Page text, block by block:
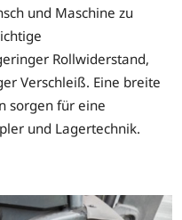
und Maschine zu
Rollwiderstand,
Verschleiß. Eine breite
sorgen für eine
und Lagertechnik.